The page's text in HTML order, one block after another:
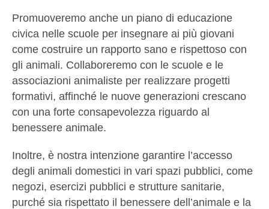
Promuoveremo anche un piano di educazione
civica nelle scuole per insegnare ai più giovani
come costruire un rapporto sano e rispettoso con
gli animali. Collaboreremo con le scuole e le
associazioni animaliste per realizzare progetti
formativi, affinché le nuove generazioni crescano
con una forte consapevolezza riguardo al
benessere animale.
Inoltre, è nostra intenzione garantire l’accesso
degli animali domestici in vari spazi pubblici, come
negozi, esercizi pubblici e strutture sanitarie,
purché sia rispettato il benessere dell’animale e la